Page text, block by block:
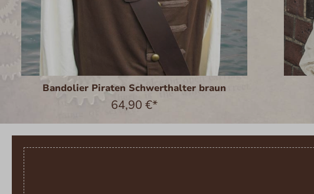
Bandolier Piraten Schwerthalter braun
64,90 €*